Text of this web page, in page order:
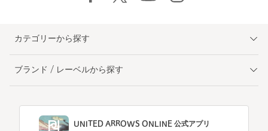
カテゴリーから探す
ブランド / レーベルから探す
UNITED ARROWS ONLINE 公式アプリ